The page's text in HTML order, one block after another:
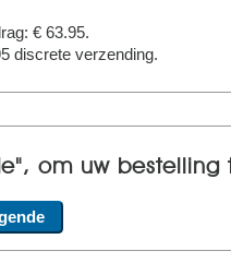
€ 63.95.
discrete verzending.
om uw bestelling